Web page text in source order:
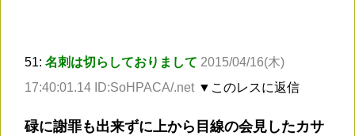
51: 名刺は切らしておりまして 2015/04/16(木)
17:40:01.14 ID:SoHPACA/.net ▼このレスに返信
碌に謝罪も出来ずに上から目線の会見したカサ